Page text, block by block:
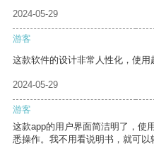
2024-05-29
游客
这款软件的设计非常人性化，使用
2024-05-29
游客
这款app的用户界面简洁明了，使
悉操作。我不用看说明书，就可以